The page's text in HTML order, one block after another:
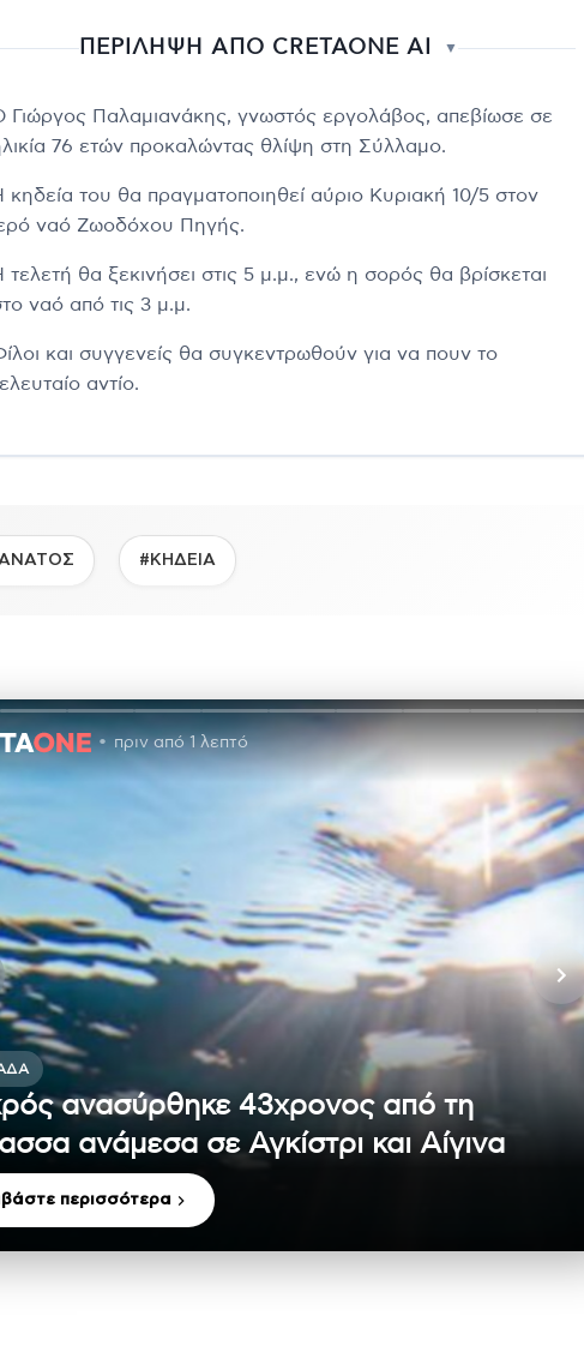
ΠΕΡΙΛΗΨΗ ΑΠΟ CRETAONE AI ▼
Γιώργος Παλαμιανάκης, γνωστός εργολάβος, απεβίωσε σε
76 ετών προκαλώντας θλίψη στη Σύλλαμο.
κηδεία του θα πραγματοποιηθεί αύριο Κυριακή 10/5 στον
ναό Ζωοδόχου Πηγής.
τελετή θα ξεκινήσει στις 5 μ.μ., ενώ η σορός θα βρίσκεται
ναό από τις 3 μ.μ.
και συγγενείς θα συγκεντρωθούν για να πουν το
αντίο.
#ΚΗΔΕΙΑ
πριν από 1 λεπτό
ανασύρθηκε 43χρονος από τη
ανάμεσα σε Αγκίστρι και Αίγινα
περισσότερα